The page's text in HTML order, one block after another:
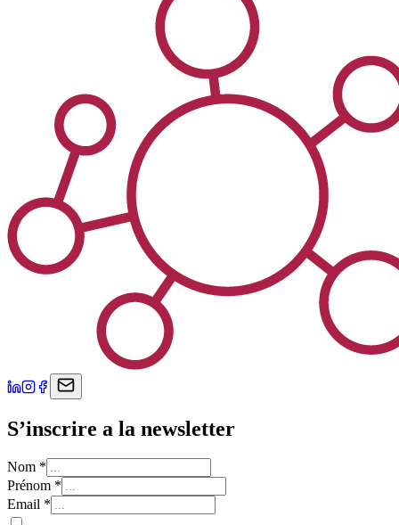
S’inscrire a la newsletter
Nom *
Prénom *
Email *